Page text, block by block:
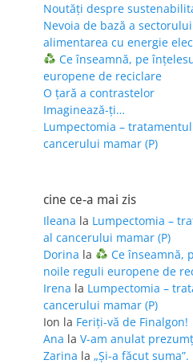
Noutăți despre
Nevoia de bază a
alimentarea cu energie
Ce înseamnă, pe
europene de reciclare
O țară a contrastelor
Imaginează-ți…
Lumpectomia –
cancerului mamar (P)
cine ce-a mai zis
Ileana la Lumpectomia –
al cancerului mamar (P)
Dorina la
Ce înseamnă,
noile reguli europene de
Irena la Lumpectomia –
cancerului mamar (P)
Ion la Feriţi-vă de Finalgon!
Ana la V-am anulat
Zarina la „Și-a făcut suma”.